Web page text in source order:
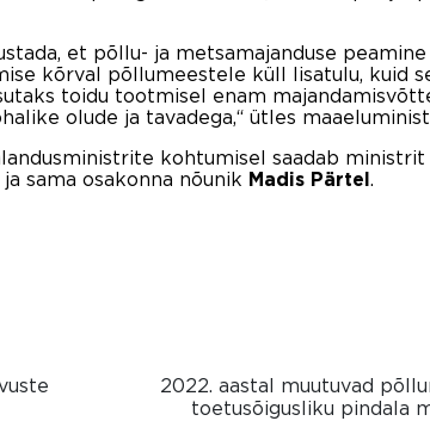
et põllu- ja metsamajanduse
kõrval põllumeestele küll lisatulu, kuid
toidu tootmisel enam
olude ja tavadega,“ ütles
kohtumisel saadab
ja sama osakonna nõunik Madis Pärtel .
2022. aastal muutuvad
toetusõigusliku pindala